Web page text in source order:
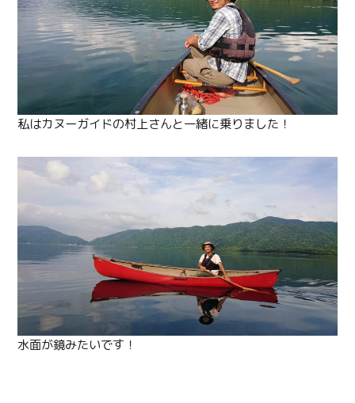
私はカヌーガイドの村上さんと一緒に乗りました！
水面が鏡みたいです！